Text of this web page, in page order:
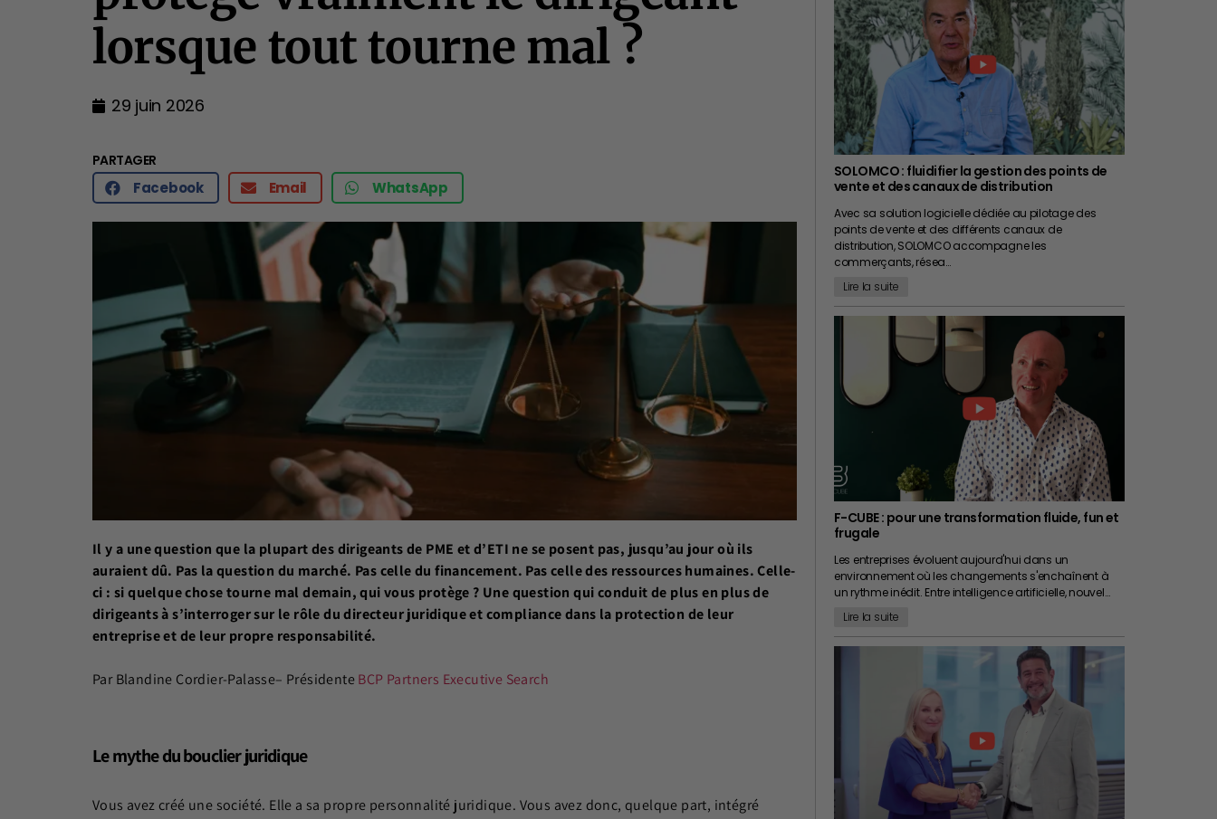
lorsque tout tourne mal ?
29 juin 2026
PARTAGER
Facebook Email WhatsApp
Il y a une question que la plupart des dirigeants de PME et d’ETI ne se posent pas, jusqu’au jour où ils
auraient dû. Pas la question du marché. Pas celle du financement. Pas celle des ressources humaines. Celle-
ci : si quelque chose tourne mal demain, qui vous protège ? Une question qui conduit de plus en plus de
dirigeants à s’interroger sur le rôle du directeur juridique et compliance dans la protection de leur
entreprise et de leur propre responsabilité.
Par Blandine Cordier-Palasse– PrésidenteBCP Partners Executive Search
Le mythe du bouclier juridique
Vous avez créé une société. Elle a sa propre personnalité juridique. Vous avez donc, quelque part, intégré
SOLOMCO : fluidifier la gestion des points de
vente et des canaux de distribution
Avec sa solution logicielle dédiée au pilotage des
points de vente et des différents canaux de
distribution, SOLOMCO accompagne les
commerçants, résea…
Lire la suite
F-CUBE : pour une transformation fluide, fun et
frugale
Les entreprises évoluent aujourd'hui dans un
environnement où les changements s'enchaînent à
un rythme inédit. Entre intelligence artificielle, nouvel…
Lire la suite